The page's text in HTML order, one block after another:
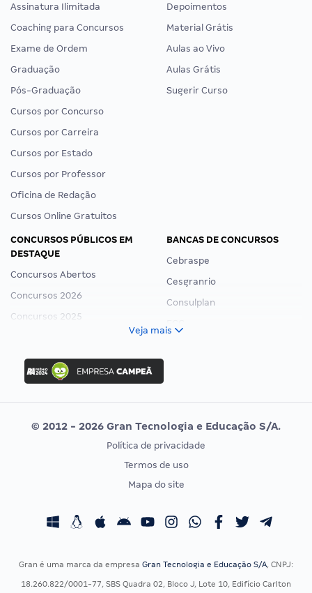
Assinatura Ilimitada
Coaching para Concursos
Exame de Ordem
Graduação
Pós-Graduação
Cursos por Concurso
Cursos por Carreira
Cursos por Estado
Cursos por Professor
Oficina de Redação
Cursos Online Gratuitos
Depoimentos
Material Grátis
Aulas ao Vivo
Aulas Grátis
Sugerir Curso
CONCURSOS PÚBLICOS EM
DESTAQUE
Concursos Abertos
Concursos 2026
Concursos 2025
Concurso Ibama
Concurso MPU
Editais publicados
BANCAS DE CONCURSOS
Cebraspe
Cesgranrio
Consulplan
Vunesp
CONCURSOS POR PROFISSÃO
Concursos Fiscais
EXAME DE ORDEM
Calendário OAB
Veja mais
© 2012 - 2026 Gran Tecnologia e Educação S/A.
Política de privacidade
Termos de uso
Mapa do site
Gran é uma marca da empresa Gran Tecnologia e Educação S/A, CNPJ:
18.260.822/0001-77, SBS Quadra 02, Bloco J, Lote 10, Edifício Carlton